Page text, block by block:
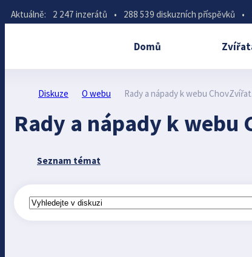
Aktuálně: 2 247 inzerátů • 288 539 diskuzních příspěvků •
Domů
Diskuze O webu Rady a nápady k webu
Rady a nápady k webu
Seznam témat